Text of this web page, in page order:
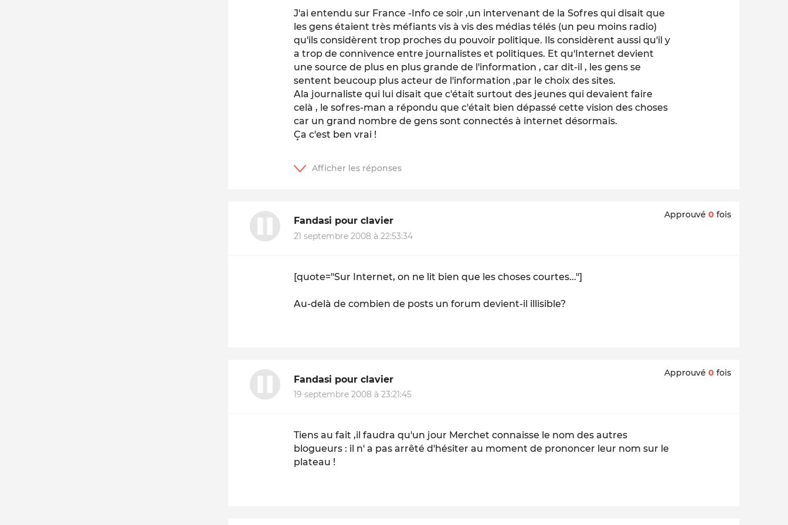
J'ai entendu sur France -Info ce soir ,un intervenant de la Sofres qui disait que
les gens étaient très méfiants vis à vis des médias télés (un peu moins radio)
qu'ils considèrent trop proches du pouvoir politique. Ils considèrent aussi qu'il y
a trop de connivence entre journalistes et politiques. Et qu'Internet devient
une source de plus en plus grande de l'information , car dit-il , les gens se
sentent beucoup plus acteur de l'information ,par le choix des sites.
Ala journaliste qui lui disait que c'était surtout des jeunes qui devaient faire
celà , le sofres-man a répondu que c'était bien dépassé cette vision des choses
car un grand nombre de gens sont connectés à internet désormais.
Ça c'est ben vrai !
Fandasi pour clavier
21 septembre 2008 à 22:53:34
Approuvé 0 fois
[quote="Sur Internet, on ne lit bien que les choses courtes..."]
Au-delà de combien de posts un forum devient-il illisible?
Fandasi pour clavier
19 septembre 2008 à 23:21:45
Approuvé 0 fois
Tiens au fait ,il faudra qu'un jour Merchet connaisse le nom des autres
blogueurs : il n' a pas arrêté d'hésiter au moment de prononcer leur nom sur le
plateau !